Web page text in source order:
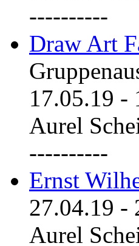
----------
Draw Art
17.05.19 -
Aurel
----------
Ernst
27.04.19 -
Aurel